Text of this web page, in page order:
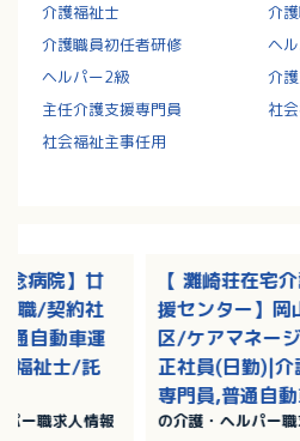
介護福祉士
介
介護職員初任者研修
ヘ
ヘルパー2級
介
主任介護支援専門員
社
社会福祉主事任用
【 灘崎荘在宅
援センター】岡
区/ケアマネー
正社員(日勤)|介
専門員,普通自
転免許/残業なし
の介護・ヘルパー
念病院】廿
職/契約社
通自動車運
福祉士/託
ー職求人情報